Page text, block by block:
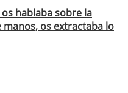
hablaba sobre la
os extractaba lo